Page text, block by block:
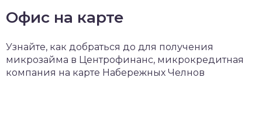
Офис на карте
Узнайте, как добраться до для получения
микрозайма в Центрофинанс, микрокредитная
компания на карте Набережных Челнов